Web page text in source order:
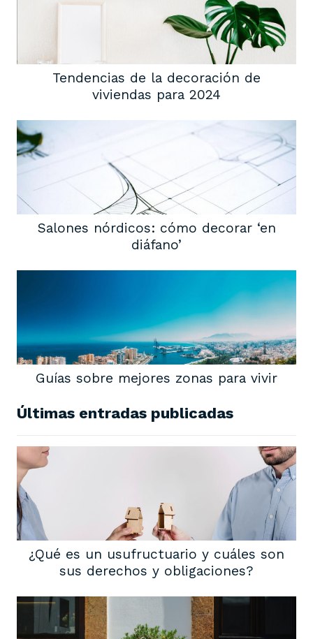
Tendencias de la decoración de
viviendas para 2024
Salones nórdicos: cómo decorar ‘en
diáfano’
Guías sobre mejores zonas para vivir
Últimas entradas publicadas
¿Qué es un usufructuario y cuáles son
sus derechos y obligaciones?